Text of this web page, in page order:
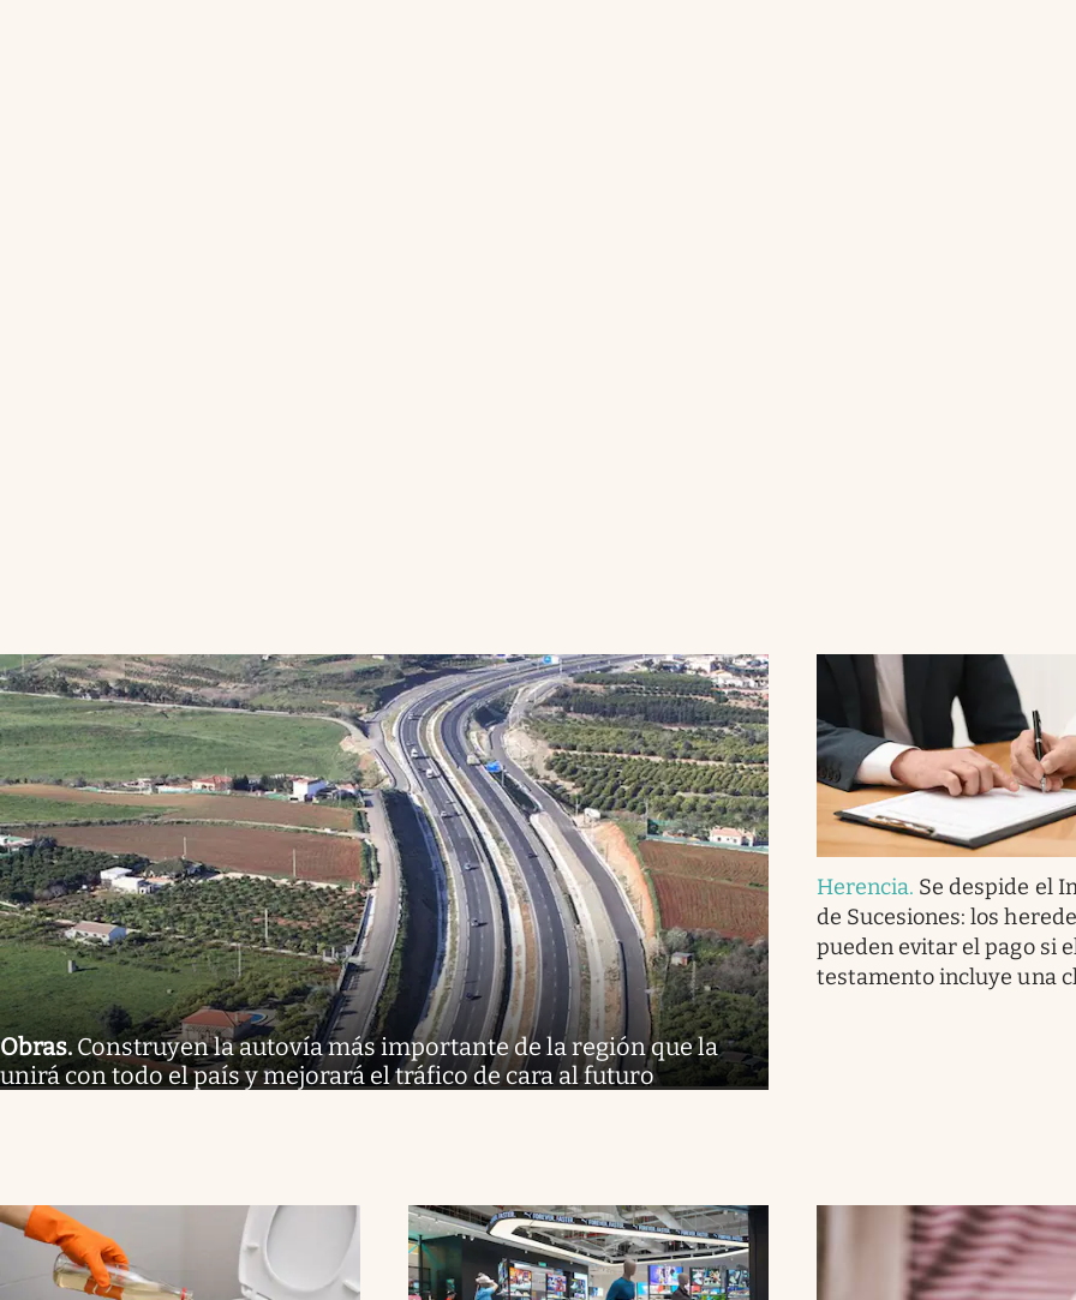
Obras. Construyen la autovía más importante de la región que la
unirá con todo el país y mejorará el tráfico de cara al futuro
Herencia. Se despide el
de Sucesiones: los
pueden evitar el pago si
testamento incluye una